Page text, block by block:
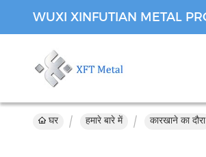
WUXI XINFUTIAN METAL
घर हमारे बारे में कारखाने का दौरा